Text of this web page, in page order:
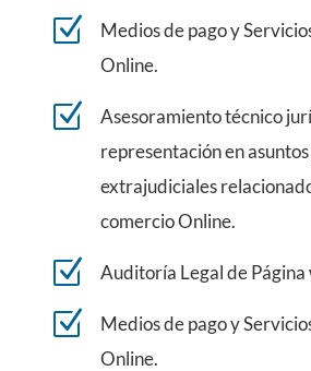
Z
Medios de pago y
Online.
Z
Asesoramiento técnico
representación en
extrajudiciales
comercio Online.
Z Auditoría Legal de Página
Z
Medios de pago y
Online.